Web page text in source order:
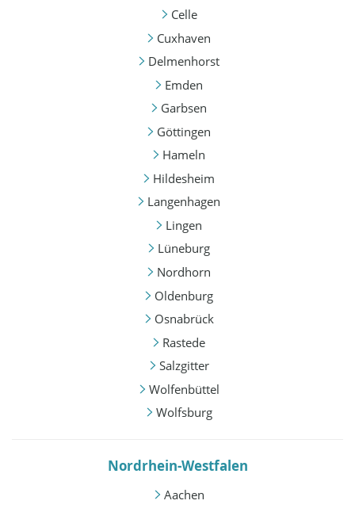
Celle
Cuxhaven
Delmenhorst
Emden
Garbsen
Göttingen
Hameln
Hildesheim
Langenhagen
Lingen
Lüneburg
Nordhorn
Oldenburg
Osnabrück
Rastede
Salzgitter
Wolfenbüttel
Wolfsburg
Nordrhein-Westfalen
Aachen